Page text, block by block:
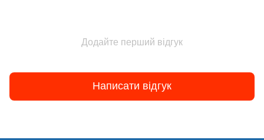
Додайте перший відгук
Написати відгук